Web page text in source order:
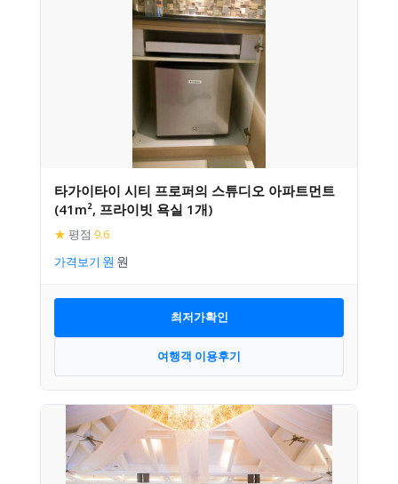
타가이타이 시티 프로퍼의 스튜디오 아파트먼트
(41m², 프라이빗 욕실 1개)
★ 평점 9.6
가격보기
최저가확인
여행객 이용후기